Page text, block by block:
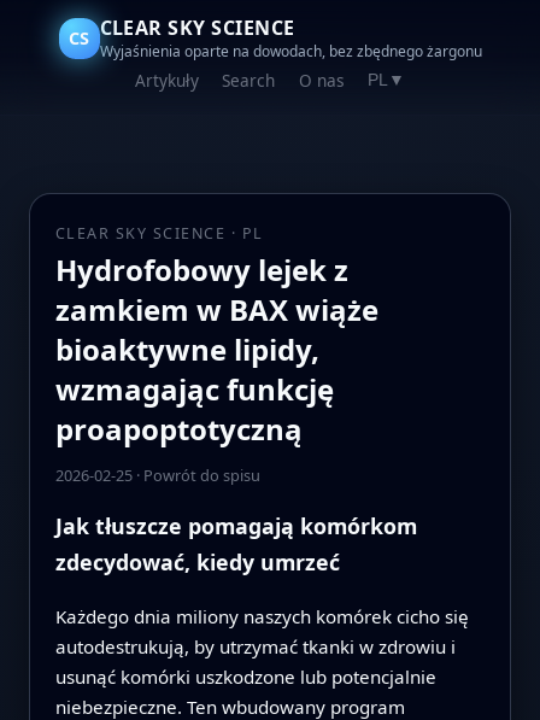
CS CLEAR SKY SCIENCE
Wyjaśnienia oparte na dowodach, bez zbędnego żargonu
Artykuły Search O nas PL▼
CLEAR SKY SCIENCE · PL
Hydrofobowy lejek z
zamkiem w BAX wiąże
bioaktywne lipidy,
wzmagając funkcję
proapoptotyczną
2026-02-25· Powrót do spisu
Jak tłuszcze pomagają komórkom
zdecydować, kiedy umrzeć
Każdego dnia miliony naszych komórek cicho się
autodestrukują, by utrzymać tkanki w zdrowiu i
usunąć komórki uszkodzone lub potencjalnie
niebezpieczne. Ten wbudowany program